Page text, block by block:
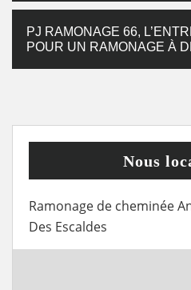
PJ RAMONAGE 66,
POUR UN RAMONAGE À
Nous
Ramonage de cheminée
Des Escaldes